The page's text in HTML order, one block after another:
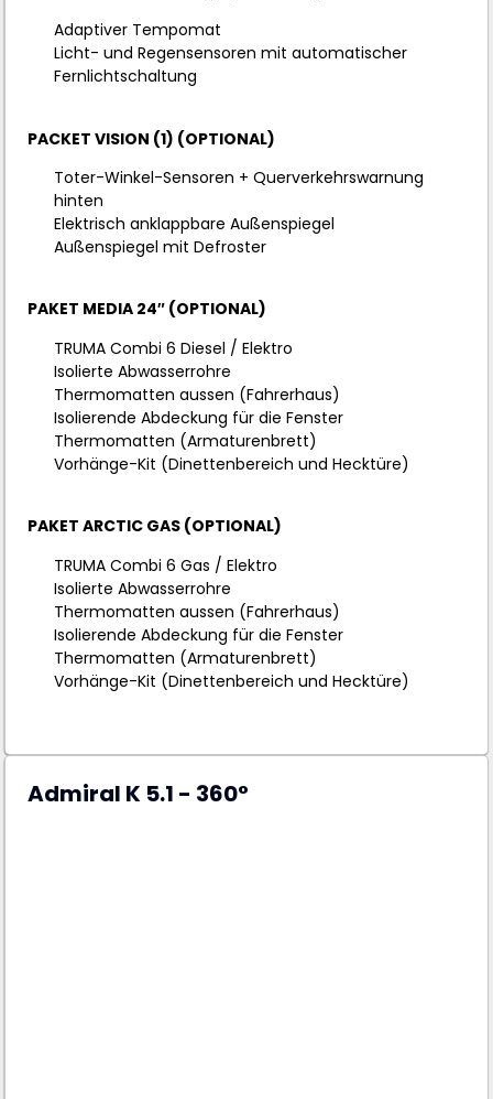
Adaptiver Tempomat
Licht- und Regensensoren mit automatischer
Fernlichtschaltung
PACKET VISION (1) (OPTIONAL)
Toter-Winkel-Sensoren + Querverkehrswarnung
hinten
Elektrisch anklappbare Außenspiegel
Außenspiegel mit Defroster
PAKET MEDIA 24″ (OPTIONAL)
TRUMA Combi 6 Diesel / Elektro
Isolierte Abwasserrohre
Thermomatten aussen (Fahrerhaus)
Isolierende Abdeckung für die Fenster
Thermomatten (Armaturenbrett)
Vorhänge-Kit (Dinettenbereich und Hecktüre)
PAKET ARCTIC GAS (OPTIONAL)
TRUMA Combi 6 Gas / Elektro
Isolierte Abwasserrohre
Thermomatten aussen (Fahrerhaus)
Isolierende Abdeckung für die Fenster
Thermomatten (Armaturenbrett)
Vorhänge-Kit (Dinettenbereich und Hecktüre)
Admiral K 5.1 - 360°